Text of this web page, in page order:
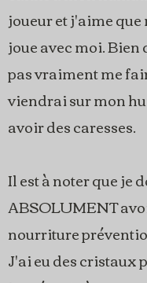
joueur et j'aime
joue avec moi. Bien
pas vraiment me
viendrai sur mon
avoir des caresses.
Il est à noter que je
ABSOLUMENT
nourriture
J'ai eu des cristaux